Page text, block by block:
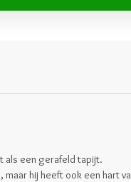
als een gerafeld tapijt.
maar hij heeft ook een hart